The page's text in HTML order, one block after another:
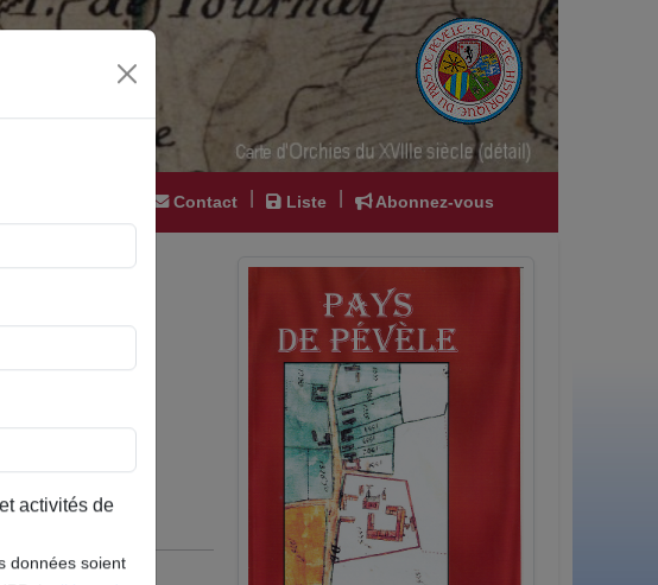
Contact Liste Abonnez-vous
activités de
données soient